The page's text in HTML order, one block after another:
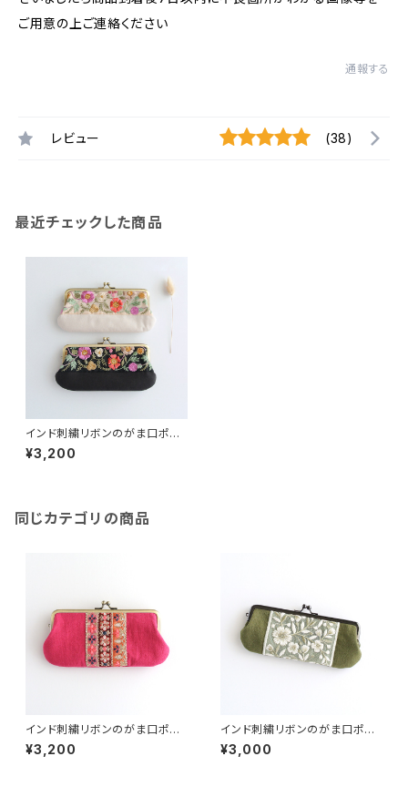
ご用意の上ご連絡ください
通報する
レビュー (38)
最近チェックした商品
インド刺繍リボンのがま口ポー
チ/ペンケース
¥3,200
同じカテゴリの商品
インド刺繍リボンのがま口ポー
チ/ペンケース
¥3,200
インド刺繍リボンのがま口ポー
チ/ペンケース モスグリーン
¥3,000